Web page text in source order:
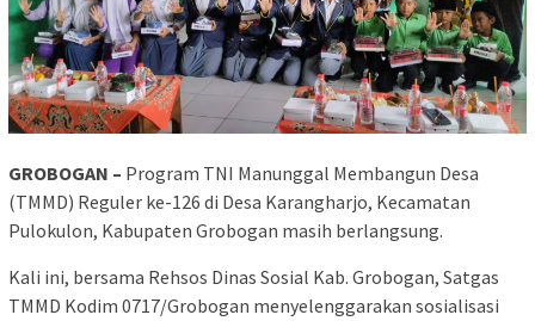
GROBOGAN – Program TNI Manunggal Membangun Desa
(TMMD) Reguler ke-126 di Desa Karangharjo, Kecamatan
Pulokulon, Kabupaten Grobogan masih berlangsung.
Kali ini, bersama Rehsos Dinas Sosial Kab. Grobogan, Satgas
TMMD Kodim 0717/Grobogan menyelenggarakan sosialisasi